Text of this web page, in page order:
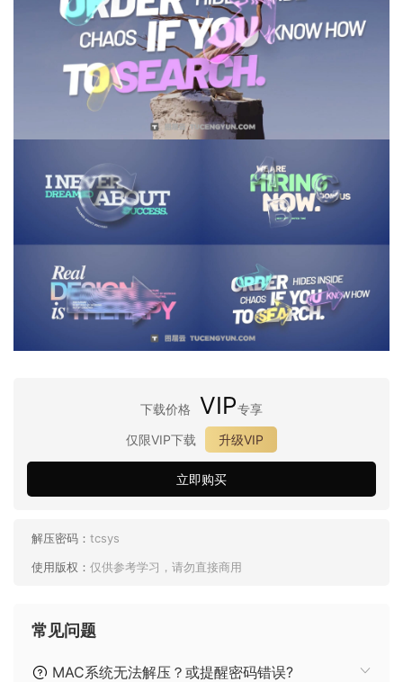
下载价格 VIP专享
仅限VIP下载
升级VIP
立即购买
解压密码： tcsys
使用版权： 仅供参考学习，请勿直接商用
常见问题
MAC系统无法解压？或提醒密码错误?